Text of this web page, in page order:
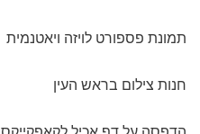
תמונת פספורט לויזה ויאטנמית
חנות צילום בראש העין